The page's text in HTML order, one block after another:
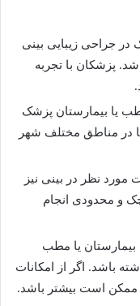
جراحی زیبایی بینی
پزشکان با تجربه
یا بیمارستان پزشک
در مناطق مختلف شهر
نظر در بینی نیز
و محدودی انجام
بیمارستان یا مطب
باشد. اگر از امکانات
ممکن است بیشتر باشد.